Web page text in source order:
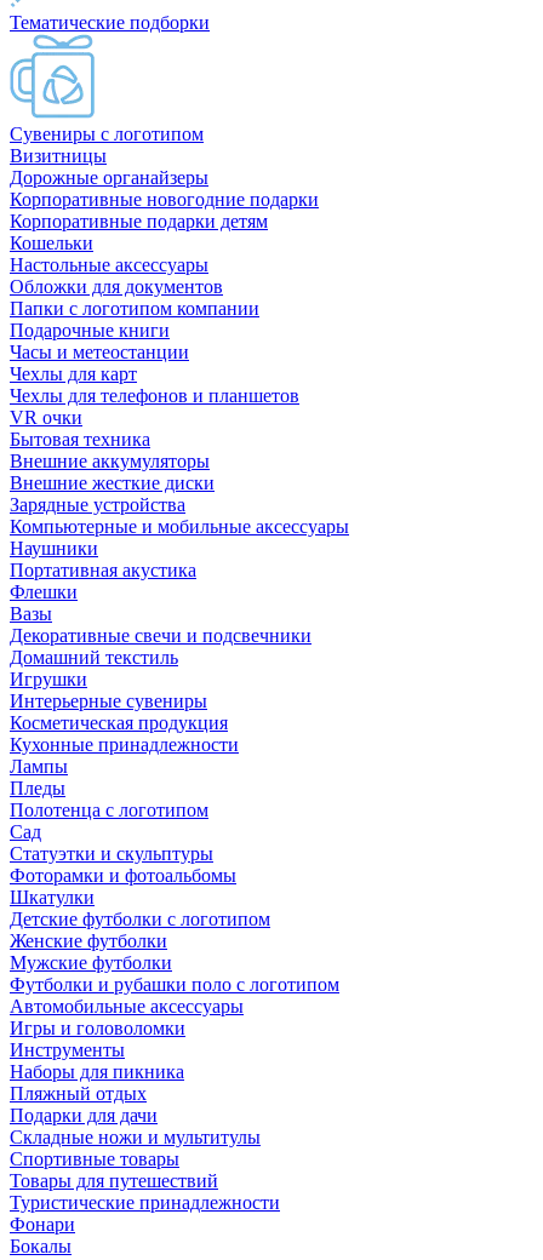
Тематические подборки
Сувениры с логотипом
Визитницы
Дорожные органайзеры
Корпоративные новогодние подарки
Корпоративные подарки детям
Кошельки
Настольные аксессуары
Обложки для документов
Папки с логотипом компании
Подарочные книги
Часы и метеостанции
Чехлы для карт
Чехлы для телефонов и планшетов
VR очки
Бытовая техника
Внешние аккумуляторы
Внешние жесткие диски
Зарядные устройства
Компьютерные и мобильные аксессуары
Наушники
Портативная акустика
Флешки
Вазы
Декоративные свечи и подсвечники
Домашний текстиль
Игрушки
Интерьерные сувениры
Косметическая продукция
Кухонные принадлежности
Лампы
Пледы
Полотенца с логотипом
Сад
Статуэтки и скульптуры
Фоторамки и фотоальбомы
Шкатулки
Детские футболки с логотипом
Женские футболки
Мужские футболки
Футболки и рубашки поло с логотипом
Автомобильные аксессуары
Игры и головоломки
Инструменты
Наборы для пикника
Пляжный отдых
Подарки для дачи
Складные ножи и мультитулы
Спортивные товары
Товары для путешествий
Туристические принадлежности
Фонари
Бокалы